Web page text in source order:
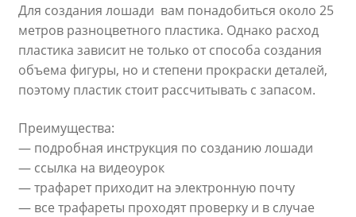
Для создания лошади вам понадобиться около 25
метров разноцветного пластика. Однако расход
пластика зависит не только от способа создания
объема фигуры, но и степени прокраски деталей,
поэтому пластик стоит рассчитывать с запасом.
Преимущества:
— подробная инструкция по созданию лошади
— ссылка на видеоурок
— трафарет приходит на электронную почту
— все трафареты проходят проверку и в случае